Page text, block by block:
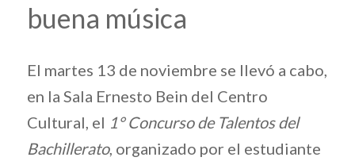
buena música
El martes 13 de noviembre se llevó a cabo,
en la Sala Ernesto Bein del Centro
Cultural, el 1° Concurso de Talentos del
Bachillerato, organizado por el estudiante